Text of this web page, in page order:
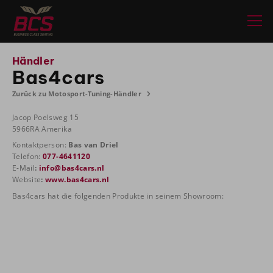
Händler
Bas4cars
Zurück zu Motosport-Tuning-Händler
Jacop Poelsweg 15
5966RA Amerika
Kontaktperson: Bas van Driel
Telefon:077-4641120
E-Mail: info@bas4cars.nl
Website:www.bas4cars.nl
Bas4cars hat die folgenden Produkte in seinem Showroom: